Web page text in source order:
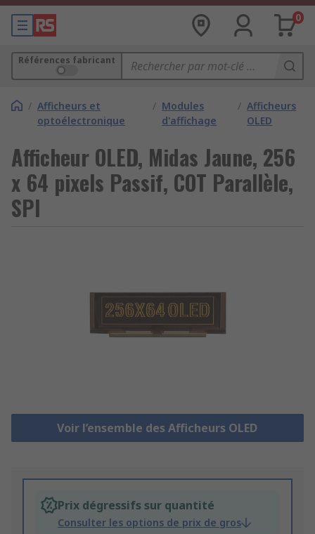
0
Références fabricant
/ Afficheurs et
optoélectronique
/ Modules
d'affichage
/ Afficheurs
OLED
Afficheur OLED, Midas Jaune, 256
x 64 pixels Passif, COT Parallèle,
SPI
Voir l’ensemble des Afficheurs OLED
Prix dégressifs sur quantité
Consulter les options de prix de gros